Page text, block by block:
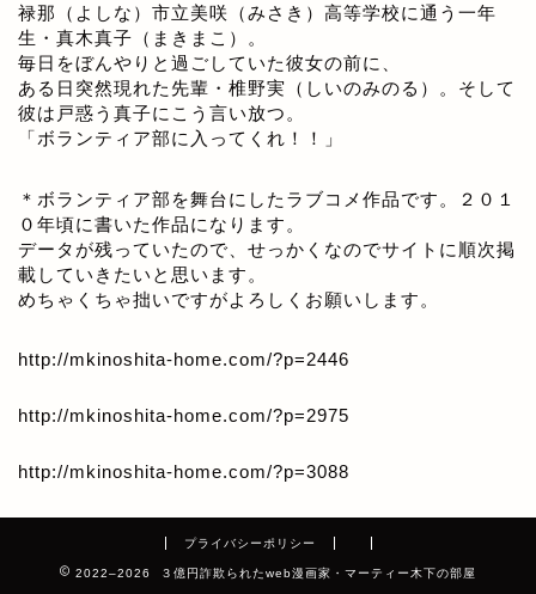
禄那（よしな）市立美咲（みさき）高等学校に通う一年
生・真木真子（まきまこ）。
毎日をぼんやりと過ごしていた彼女の前に、
ある日突然現れた先輩・椎野実（しいのみのる）。そして
彼は戸惑う真子にこう言い放つ。
「ボランティア部に入ってくれ！！」
＊ボランティア部を舞台にしたラブコメ作品です。２０１
０年頃に書いた作品になります。
データが残っていたので、せっかくなのでサイトに順次掲
載していきたいと思います。
めちゃくちゃ拙いですがよろしくお願いします。
http://mkinoshita-home.com/?p=2446
http://mkinoshita-home.com/?p=2975
http://mkinoshita-home.com/?p=3088
プライバシーポリシー
2022–2026 ３億円詐欺られたweb漫画家・マーティー木下の部屋